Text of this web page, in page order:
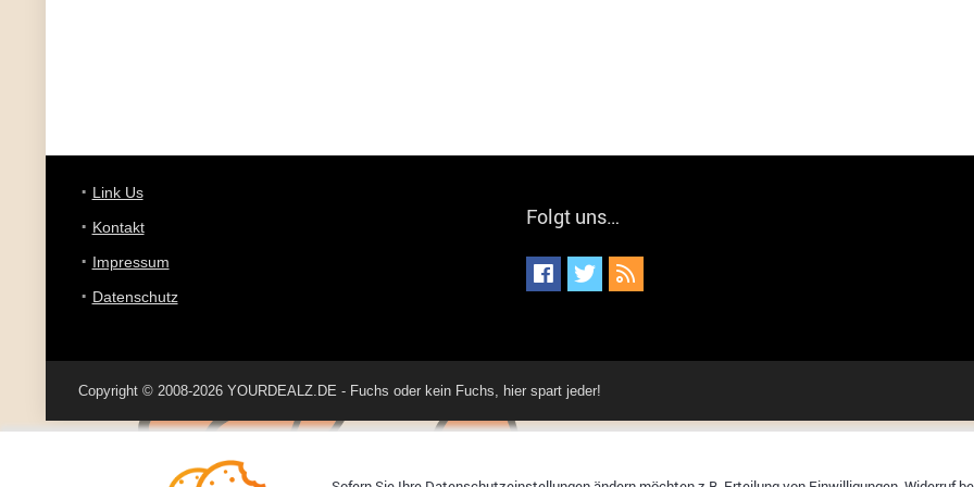
Link Us
Kontakt
Impressum
Datenschutz
Folgt uns…
Copyright © 2008-2026 YOURDEALZ.DE - Fuchs oder kein Fuchs, hier spart jeder!